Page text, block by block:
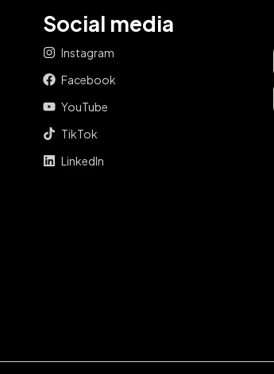
Social media
Instagram
Facebook
YouTube
TikTok
LinkedIn